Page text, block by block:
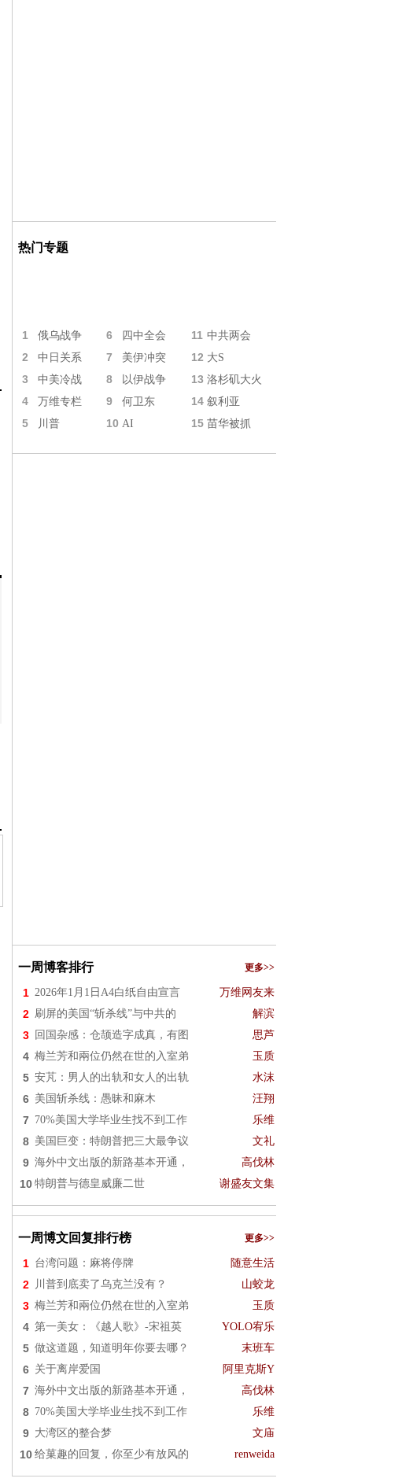
热门专题
1 俄乌战争 6 四中全会 11 中共两会
2 中日关系 7 美伊冲突 12 大S
3 中美冷战 8 以伊战争 13 洛杉矶大火
4 万维专栏 9 何卫东 14 叙利亚
5 川普 10 AI 15 苗华被抓
一周博客排行 更多>>
1 2026年1月1日A4白纸自由宣言 万维网友来
2 刷屏的美国“斩杀线”与中共的 解滨
3 回国杂感：仓颉造字成真，有图 思芦
4 梅兰芳和兩位仍然在世的入室弟 玉质
5 安芃：男人的出轨和女人的出轨 水沫
6 美国斩杀线：愚昧和麻木 汪翔
7 70%美国大学毕业生找不到工作 乐维
8 美国巨变：特朗普把三大最争议 文礼
9 海外中文出版的新路基本开通， 高伐林
10 特朗普与德皇威廉二世 谢盛友文集
一周博文回复排行榜 更多>>
1 台湾问题：麻将停牌 随意生活
2 川普到底卖了乌克兰没有？ 山蛟龙
3 梅兰芳和兩位仍然在世的入室弟 玉质
4 第一美女：《越人歌》-宋祖英 YOLO宥乐
5 做这道题，知道明年你要去哪？ 末班车
6 关于离岸爱国 阿里克斯Y
7 海外中文出版的新路基本开通， 高伐林
8 70%美国大学毕业生找不到工作 乐维
9 大湾区的整合梦 文庙
10 给菓趣的回复，你至少有放风的 renweida